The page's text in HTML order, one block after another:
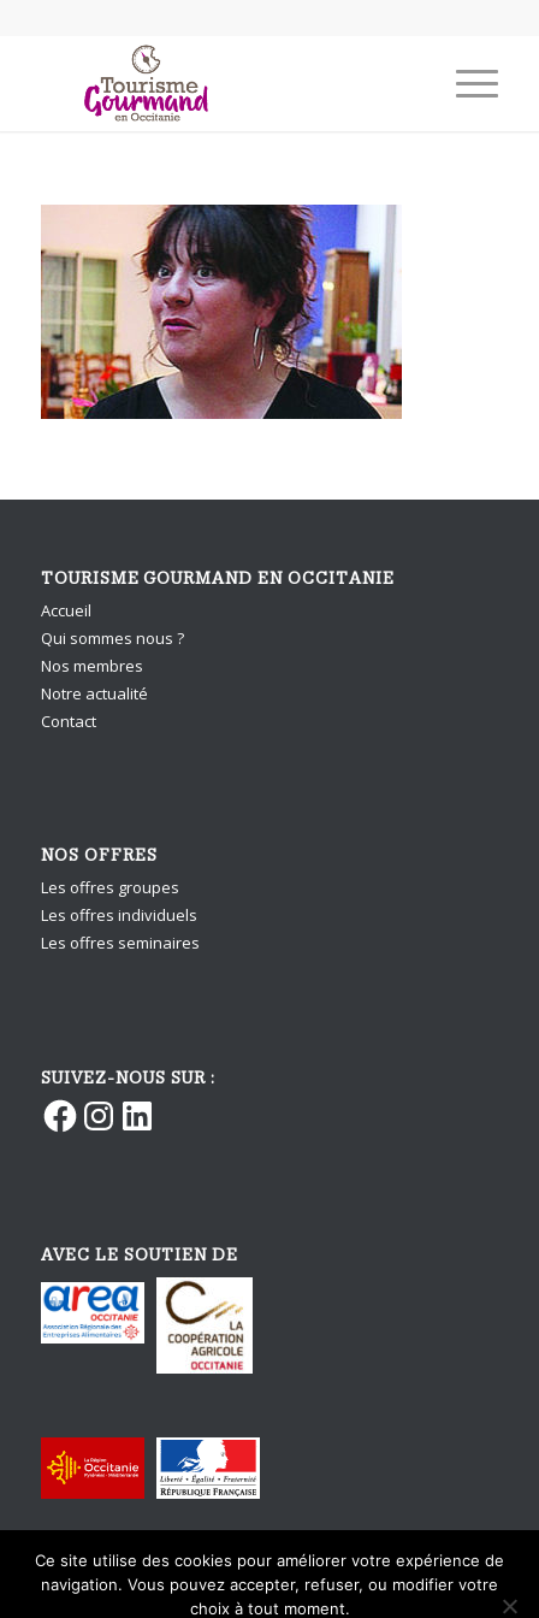
TOURISME GOURMAND EN OCCITANIE
Accueil
Qui sommes nous ?
Nos membres
Notre actualité
Contact
NOS OFFRES
Les offres groupes
Les offres individuels
Les offres seminaires
SUIVEZ-NOUS SUR :
FacebookInstagram
LinkedIn
AVEC LE SOUTIEN DE
Ce site utilise des cookies pour améliorer votre expérience de
navigation. Vous pouvez accepter, refuser, ou modifier votre
choix à tout moment.